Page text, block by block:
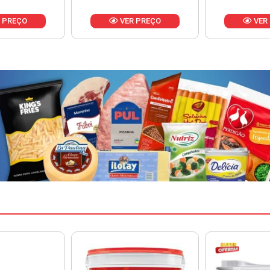
PREÇO VER PREÇO VER